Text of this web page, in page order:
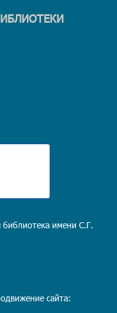
имени С.Г.
сайта: